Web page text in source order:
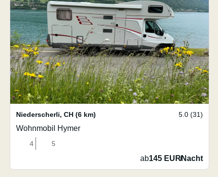
Niederscherli, CH (6 km) 5.0 (31)
Wohnmobil Hymer
4 5
ab145 EUR/Nacht